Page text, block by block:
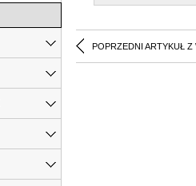
POPRZEDNI ARTYKUŁ Z